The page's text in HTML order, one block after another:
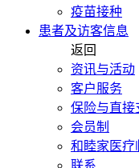
疫苗接种
患者及访客信息
返回
资讯与活动
客户服务
保险与直接
会员制
和睦家医疗
联系